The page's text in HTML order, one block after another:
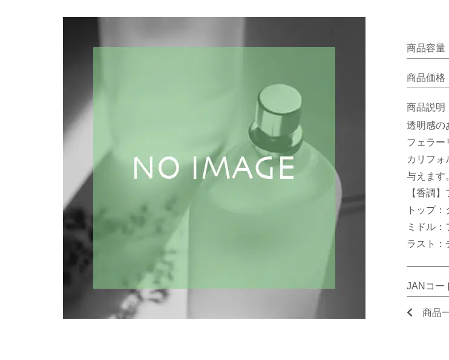
商品容量
商品価格
商品説明
透明感の
フェラー
カリフォ
与えます
【香調
トップ
ミドル
ラスト：
JANコー
商品